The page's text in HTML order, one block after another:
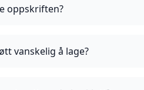
oppskriften?
vanskelig å lage?